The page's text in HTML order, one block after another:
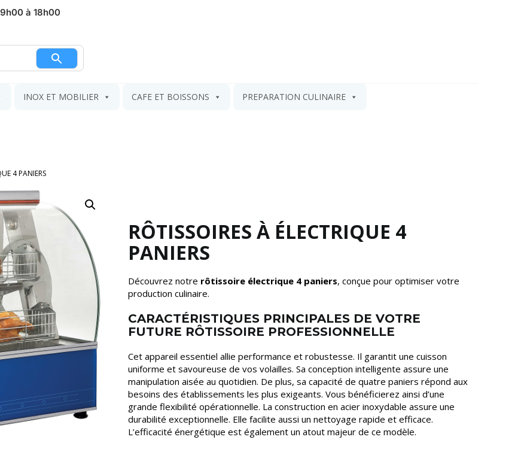
à 18h00
INOX ET MOBILIER CAFE ET BOISSONS PREPARATION CULINAIRE
4 PANIERS
RÔTISSOIRES À ÉLECTRIQUE 4
PANIERS
Découvrez notre rôtissoire électrique 4 paniers, conçue pour optimiser votre
production culinaire.
CARACTÉRISTIQUES PRINCIPALES DE VOTRE
FUTURE RÔTISSOIRE PROFESSIONNELLE
Cet appareil essentiel allie performance et robustesse. Il garantit une cuisson
uniforme et savoureuse de vos volailles. Sa conception intelligente assure une
manipulation aisée au quotidien. De plus, sa capacité de quatre paniers répond aux
besoins des établissements les plus exigeants. Vous bénéficierez ainsi d’une
grande flexibilité opérationnelle. La construction en acier inoxydable assure une
durabilité exceptionnelle. Elle facilite aussi un nettoyage rapide et efficace.
L’efficacité énergétique est également un atout majeur de ce modèle.